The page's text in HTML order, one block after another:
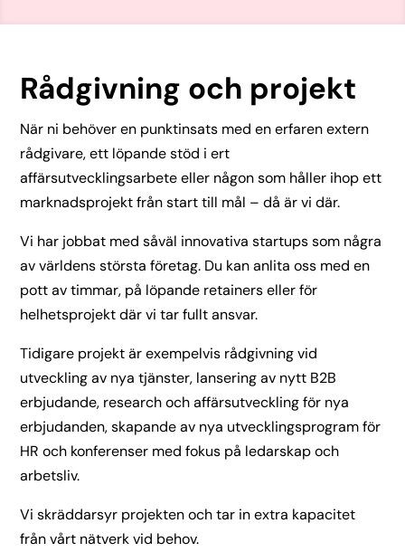
Rådgivning och projekt
När ni behöver en punktinsats med en erfaren extern
rådgivare, ett löpande stöd i ert
affärsutvecklingsarbete eller någon som håller ihop ett
marknadsprojekt från start till mål – då är vi där.
Vi har jobbat med såväl innovativa startups som några
av världens största företag. Du kan anlita oss med en
pott av timmar, på löpande retainers eller för
helhetsprojekt där vi tar fullt ansvar.
Tidigare projekt är exempelvis rådgivning vid
utveckling av nya tjänster, lansering av nytt B2B
erbjudande, research ochaffärsutveckling för nya
erbjudanden, skapande av nya utvecklingsprogram för
HR och konferenser med fokus på ledarskap och
arbetsliv.
Vi skräddarsyr projekten och tar in extra kapacitet
från vårt nätverk vid behov.